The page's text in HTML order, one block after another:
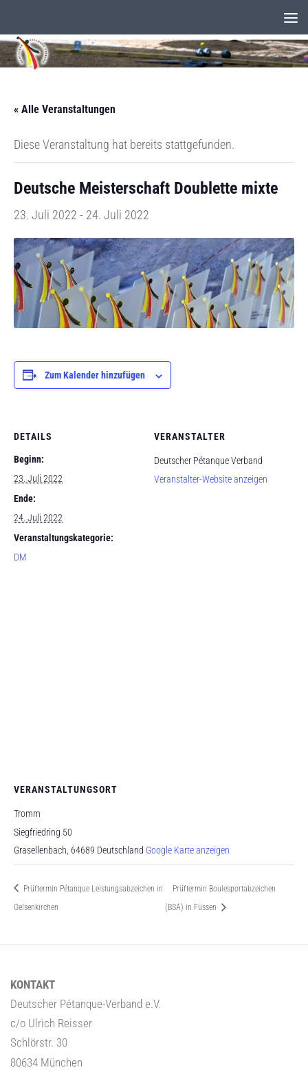
« Alle Veranstaltungen
Diese Veranstaltung hat bereits stattgefunden.
Deutsche Meisterschaft Doublette mixte
23. Juli 2022 - 24. Juli 2022
Zum Kalender hinzufügen
DETAILS
Beginn:
23. Juli 2022
Ende:
24. Juli 2022
Veranstaltungskategorie:
DM
VERANSTALTER
Deutscher Pétanque Verband
Veranstalter-Website anzeigen
VERANSTALTUNGSORT
Tromm
Siegfriedring 50
Grasellenbach, 64689 Deutschland Google Karte anzeigen
Prüftermin Pétanque Leistungsabzeichen in
Gelsenkirchen
Prüftermin Boulesportabzeichen
(BSA) in Füssen
KONTAKT
Deutscher Pétanque-Verband e.V.
c/o Ulrich Reisser
Schlörstr. 30
80634 München